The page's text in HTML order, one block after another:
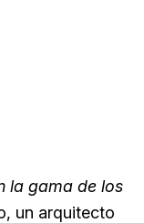
la gama de los
un arquitecto